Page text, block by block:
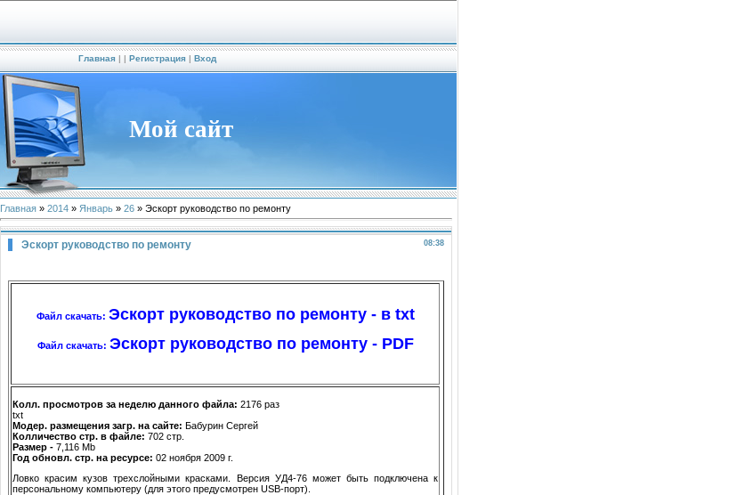
Главная| | Регистрация| Вход
Мой сайт
Главная » 2014 » Январь » 26 » Эскорт руководство по ремонту
08:38
Эскорт руководство по ремонту
Файл скачать: Эскорт руководство по ремонту - в txt
Файл скачать: Эскорт руководство по ремонту - PDF
Колл. просмотров за неделю данного файла: 2176 раз
txt
Модер. размещения загр. на сайте: Бабурин Сергей
Колличество стр. в файле: 702 стр.
Размер - 7,116 Mb
Год обновл. стр. на ресурсе: 02 ноября 2009 г.
Ловко красим кузов трехслойными красками. Версия УД4-76 может быть подключена к
персональному компьютеру (для этого предусмотрен USB-порт).